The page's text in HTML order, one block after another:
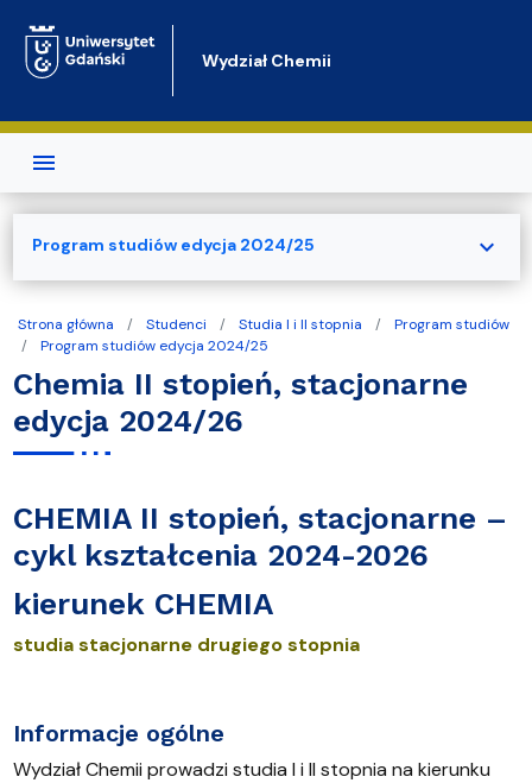
Wydział Chemii
Strona główna Studenci Studia I i II stopnia
Program studiów
Program studiów edycja 2024/25
Chemia II stopień, stacjonarne
edycja 2024/26
CHEMIA II stopień, stacjonarne –
cykl kształcenia 2024-2026
kierunek CHEMIA
studia stacjonarne drugiego stopnia
Informacje ogólne
Wydział Chemii prowadzi studia I i II stopnia na kierunku
Program studiów edycja 2024/25 expand_more